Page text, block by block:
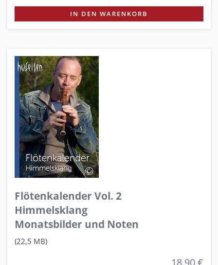
IN DEN WARENKORB
Flötenkalender Vol. 2
Himmelsklang
Monatsbilder und Noten
(22,5 MB)